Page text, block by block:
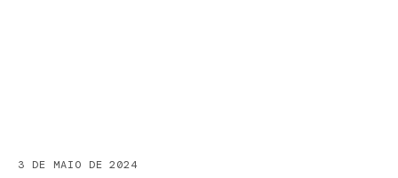
3 DE MAIO DE 2024